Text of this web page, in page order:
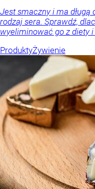
Jest smaczny i ma długą
rodzaj sera. Sprawdź,
wyeliminować go z diety
ProduktyŻywienie